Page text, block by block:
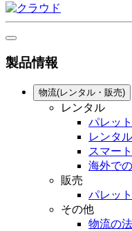
製品情報
物流(レンタル・販売)
レンタル
パレッ
レンタ
スマー
海外で
販売
パレッ
その他
物流の